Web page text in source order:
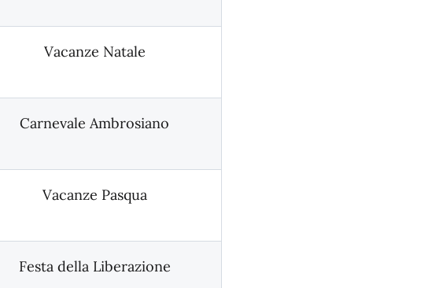
Vacanze Natale
Carnevale Ambrosiano
Vacanze Pasqua
Festa della Liberazione